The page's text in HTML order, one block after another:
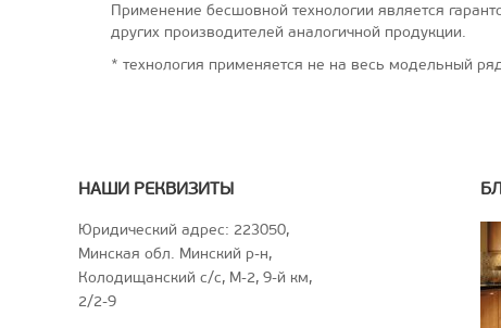
Применение бесшовной технологии является
других производителей аналогичной продукции.
* технология применяется не на весь модельный
НАШИ РЕКВИЗИТЫ
Юридический адрес: 223050,
Минская обл. Минский р-н,
Колодищанский с/с, М-2, 9-й км,
2/2-9